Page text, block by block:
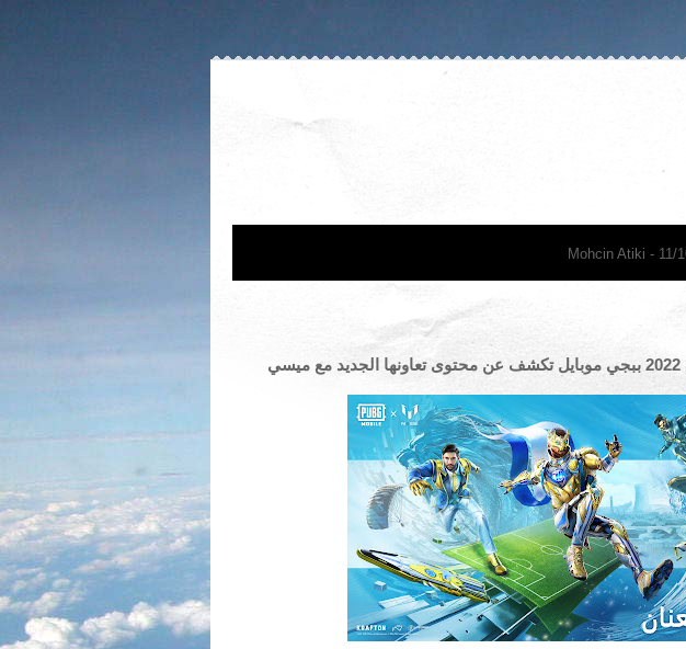
- Mohcin Atiki